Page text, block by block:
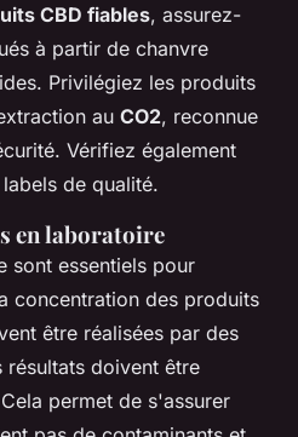
CBD fiables, assurez-
à partir de chanvre
Privilégiez les produits
au CO2, reconnue
Vérifiez également
de qualité.
en laboratoire
sont essentiels pour
concentration des produits
être réalisées par des
résultats doivent être
permet de s'assurer